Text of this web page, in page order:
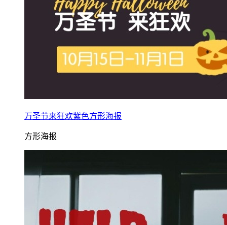
万圣节来狂欢紫色方形海报
方形海报